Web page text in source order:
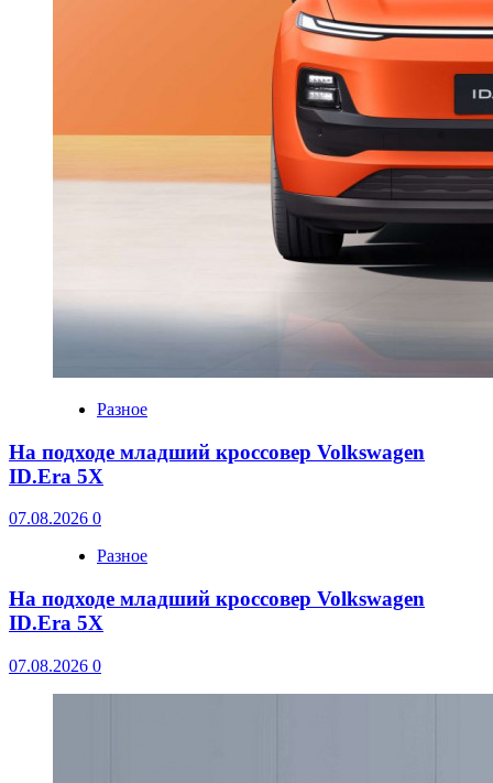
Разное
На подходе младший кроссовер Volkswagen
ID.Era 5X
07.08.2026 0
Разное
На подходе младший кроссовер Volkswagen
ID.Era 5X
07.08.2026 0